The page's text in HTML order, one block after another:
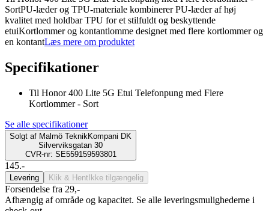
SortPU-læder og TPU-materiale kombinerer PU-læder af høj
kvalitet med holdbar TPU for et stilfuldt og beskyttende
etuiKortlommer og kontantlomme designet med flere kortlommer og
en kontantLæs mere om produktet
Specifikationer
Til Honor 400 Lite 5G Etui Telefonpung med Flere
Kortlommer - Sort
Se alle specifikationer
Solgt af Malmö TeknikKompani DK
Silverviksgatan 30
CVR-nr: SE559159593801
145.-
Levering Klik & Hent Ikke tilgængelig
Forsendelse fra 29,-
Afhængig af område og kapacitet. Se alle leveringsmulighederne i